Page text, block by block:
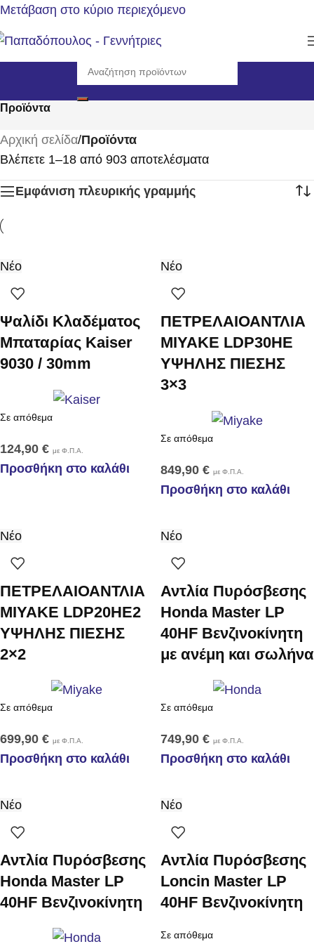
Μετάβαση στο κύριο περιεχόμενο
Προϊόντα
Αρχική σελίδα/Προϊόντα
Βλέπετε 1–18 από 903 αποτελέσματα
Εμφάνιση πλευρικής γραμμής
Νέο
Ψαλίδι Κλαδέματος
Μπαταρίας Kaiser
9030 / 30mm
Σε απόθεμα
124,90 € με Φ.Π.Α.
Προσθήκη στο καλάθι
Νέο
ΠΕΤΡΕΛΑΙΟΑΝΤΛΙΑ
MIYAKE LDP30HE
ΥΨΗΛΗΣ ΠΙΕΣΗΣ
3×3
Σε απόθεμα
849,90 € με Φ.Π.Α.
Προσθήκη στο καλάθι
Νέο
ΠΕΤΡΕΛΑΙΟΑΝΤΛΙΑ
MIYAKE LDP20HE2
ΥΨΗΛΗΣ ΠΙΕΣΗΣ
2×2
Σε απόθεμα
699,90 € με Φ.Π.Α.
Προσθήκη στο καλάθι
Νέο
Αντλία Πυρόσβεσης
Honda Master LP
40HF Βενζινοκίνητη
με ανέμη και σωλήνα
Σε απόθεμα
749,90 € με Φ.Π.Α.
Προσθήκη στο καλάθι
Νέο
Αντλία Πυρόσβεσης
Honda Master LP
40HF Βενζινοκίνητη
Νέο
Αντλία Πυρόσβεσης
Loncin Master LP
40HF Βενζινοκίνητη
Σε απόθεμα